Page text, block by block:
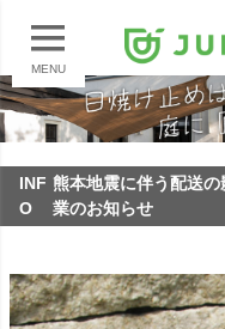
MENU
INF
O
熊本地震に伴う配送
業のお知らせ